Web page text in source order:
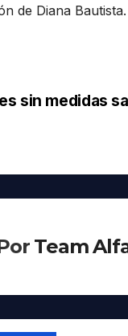
de Diana Bautista.
sin medidas
Team